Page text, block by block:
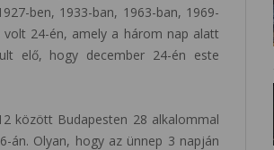
ben, 1933-ban, 1963-ban, 1969-
24-én, amely a három nap alatt
elő, hogy december 24-én este
között Budapesten 28 alkalommal
án. Olyan, hogy az ünnep 3 napján